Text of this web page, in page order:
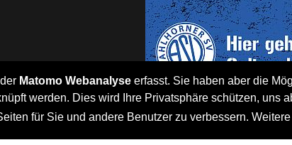
Matomo Webanalyseerfasst. Sie haben aber die
werden. Dies wird Ihre Privatsphäre schützen, uns
für Sie und andere Benutzer zu verbessern.